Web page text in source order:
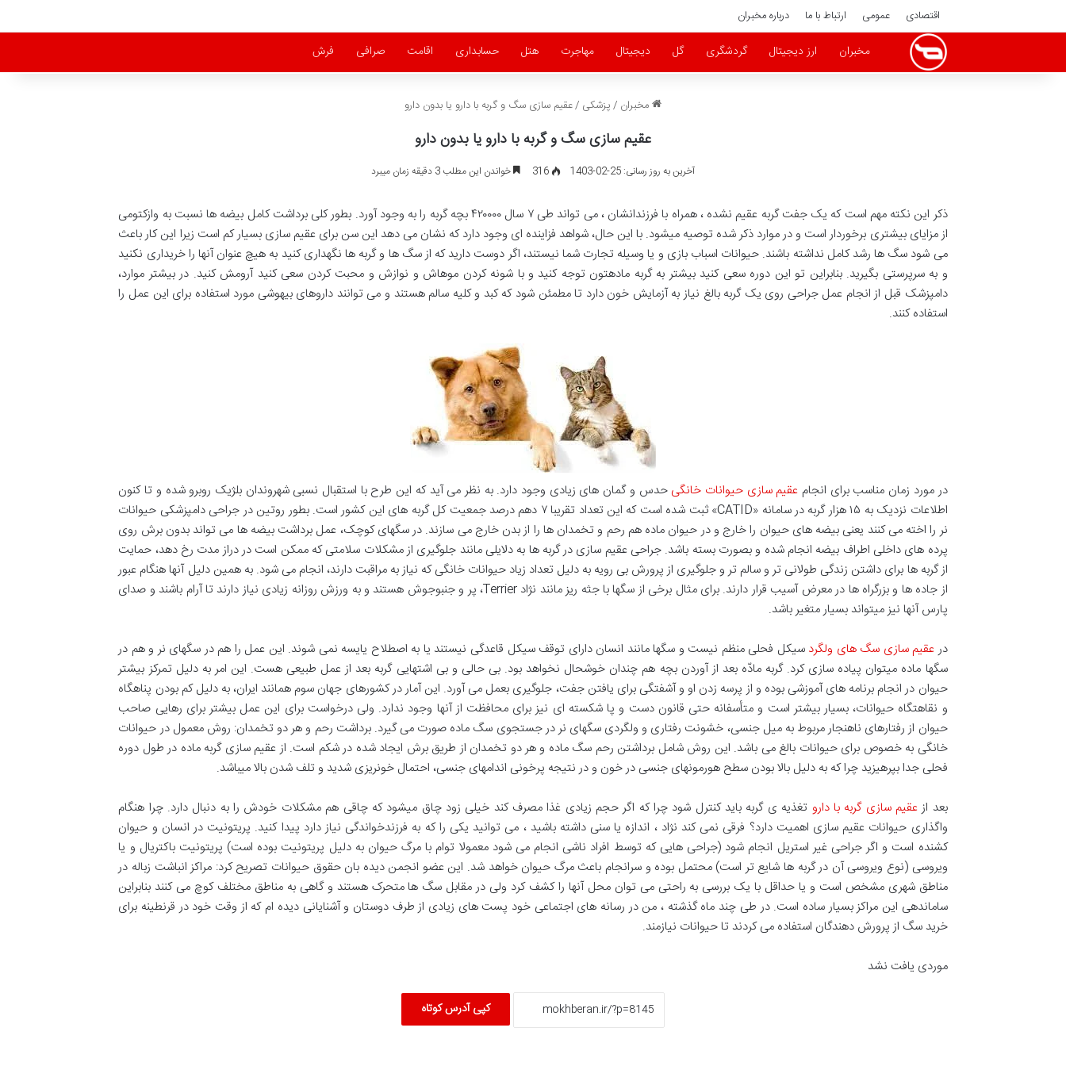
اقتصادی عمومی ارتباط با ما درباره مخبران
مخبران ارز دیجیتال گردشگری گل دیجیتال مهاجرت هتل حسابداری اقامت صرافی فرش
مخبران /پزشکی /عقیم سازی سگ و گربه با دارو یا بدون دارو
عقیم سازی سگ و گربه با دارو یا بدون دارو
آخرین به روز رسانی: 25-02-1403 316 خواندن این مطلب 3 دقیقه زمان میبرد
ذکر این نکته مهم است که یک جفت گربه عقیم نشده ، همراه با فرزندانشان ، می تواند طی ۷ سال ۴۲۰۰۰۰ بچه گربه را به وجود آورد. بطور کلی برداشت کامل بیضه ها نسبت به وازکتومی
از مزایای بیشتری برخوردار است و در موارد ذکر شده توصیه می­شود. با این حال، شواهد فزاینده ای وجود دارد که نشان می دهد این سن برای عقیم سازی بسیار کم است زیرا این کار باعث
می شود سگ ها رشد کامل نداشته باشند. حیوانات اسباب بازی و یا وسیله تجارت شما نیستند، اگر دوست دارید که از سگ ها و گربه ها نگهداری کنید به هیچ عنوان آنها را خریداری نکنید
و به سرپرستی بگیرید. بنابراین تو این دوره سعی کنید بیشتر به گربه مادهتون توجه کنید و با شونه کردن موهاش و نوازش و محبت کردن سعی کنید آرومش کنید. در بیشتر موارد،
دامپزشک قبل از انجام عمل جراحی روی یک گربه بالغ نیاز به آزمایش خون دارد تا مطمئن شود که کبد و کلیه سالم هستند و می توانند داروهای بیهوشی مورد استفاده برای این عمل را
استفاده کنند.
در مورد زمان مناسب برای انجام عقیم سازی حیوانات خانگی حدس و گمان های زیادی وجود دارد. به نظر می آید که این طرح با استقبال نسبی شهروندان بلژیک روبرو شده و تا کنون
اطلاعات نزدیک به ۱۵ هزار گربه در سامانه «CATID» ثبت شده است که این تعداد تقریبا ۷ دهم درصد جمعیت کل گربه های این کشور است. بطور روتین در جراحی دامپزشکی حیوانات
نر را اخته می کنند یعنی بیضه های حیوان را خارج و در حیوان ماده هم رحم و تخمدان ها را از بدن خارج می سازند. در سگ­های کوچک، عمل برداشت بیضه ها می تواند بدون برش روی
پرده های داخلی اطراف بیضه انجام شده و بصورت بسته باشد. جراحی عقیم سازی در گربه ها به دلایلی مانند جلوگیری از مشکلات سلامتی که ممکن است در دراز مدت رخ دهد، حمایت
از گربه ها برای داشتن زندگی طولانی تر و سالم تر و جلوگیری از پرورش بی رویه به دلیل تعداد زیاد حیوانات خانگی که نیاز به مراقبت دارند، انجام می شود. به همین دلیل آنها هنگام عبور
از جاده ها و بزرگراه ها در معرض آسیب قرار دارند. برای مثال برخی از سگها با جثه ریز مانند نژاد Terrier، پر و جنبوجوش هستند و به ورزش روزانه زیادی نیاز دارند تا آرام باشند و صدای
پارس آنها نیز میتواند بسیار متغیر باشد.
درعقیم سازی سگ های ولگرد سیکل فحلی منظم نیست و سگها مانند انسان دارای توقف سیکل قاعدگی نیستند یا به اصطلاح یایسه نمی شوند. این عمل را هم در سگهای نر و هم در
سگها ماده میتوان پیاده سازی کرد. گربه مادّه بعد از آوردن بچه هم چندان خوشحال نخواهد بود. بی حالی و بی اشتهایی گربه بعد از عمل طبیعی هست. این امر به دلیل تمرکز بیشتر
حیوان در انجام برنامه های آموزشی بوده و از پرسه زدن او و آشفتگی برای یافتن جفت، جلوگیری بعمل می آورد. این آمار در کشورهای جهان سوم همانند ایران، به دلیل کم بودن پناهگاه
و نقاهتگاه حیوانات، بسیار بیشتر است و متأسفانه حتی قانون دست و پا شکسته ای نیز برای محافظت از آنها وجود ندارد. ولی درخواست برای این عمل بیشتر برای رهایی صاحب
حیوان از رفتارهای ناهنجار مربوط به میل جنسی، خشونت رفتاری و ولگردی سگ­های نر در جستجوی سگ ماده صورت می گیرد. برداشت رحم و هر دو تخمدان: روش معمول در حیوانات
خانگی به خصوص برای حیوانات بالغ می باشد. این روش شامل برداشتن رحم سگ ماده و هر دو تخمدان از طریق برش ایجاد شده در شکم است. از عقیم سازی گربه ماده در طول دوره
فحلی جدا بپرهیزید چرا که به دلیل بالا بودن سطح هورمونهای جنسی در خون و در نتیجه پرخونی اندامهای جنسی، احتمال خونریزی شدید و تلف شدن بالا میباشد.
بعد ازعقیم سازی گربه با دارو تغذیه ی گربه باید کنترل شود چرا که اگر حجم زیادی غذا مصرف کند خیلی زود چاق میشود که چاقی هم مشکلات خودش را به دنبال دارد. چرا هنگام
واگذاری حیوانات عقیم سازی اهمیت دارد؟ فرقی نمی کند نژاد ، اندازه یا سنی داشته باشید ، می توانید یکی را که به فرزندخواندگی نیاز دارد پیدا کنید. پریتونیت در انسان و حیوان
کشنده است و اگر جراحی غیر استریل انجام شود (جراحی هایی که توسط افراد ناشی انجام می شود معمولا توام با مرگ حیوان به دلیل پریتونیت بوده است) پریتونیت باکتریال و یا
ویروسی (نوع ویروسی آن در گربه ها شایع تر است) محتمل بوده و سرانجام باعث مرگ حیوان خواهد شد. این عضو انجمن دیده بان حقوق حیوانات تصریح کرد: مراکز انباشت زباله در
مناطق شهری مشخص است و یا حداقل با یک بررسی به راحتی می توان محل آنها را کشف کرد ولی در مقابل سگ ها متحرک هستند و گاهی به مناطق مختلف کوچ می کنند بنابراین
ساماندهی این مراکز بسیار ساده است. در طی چند ماه گذشته ، من در رسانه های اجتماعی خود پست های زیادی از طرف دوستان و آشنایانی دیده ام که از وقت خود در قرنطینه برای
خرید سگ از پرورش دهندگان استفاده می کردند تا حیوانات نیازمند.
موردی یافت نشد
کپی آدرس کوتاه